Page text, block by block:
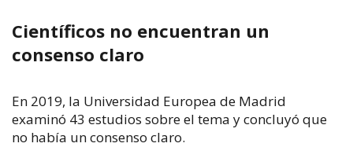
Científicos no encuentran un
consenso claro
En 2019, la Universidad Europea de Madrid
examinó 43 estudios sobre el tema y concluyó que
no había un consenso claro.